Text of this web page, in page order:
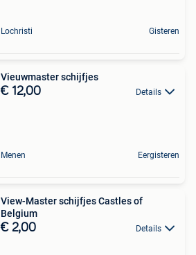
Lochristi Gisteren
Vieuwmaster schijfjes
€ 12,00 Details
Menen Eergisteren
View-Master schijfjes Castles of
Belgium
€ 2,00 Details